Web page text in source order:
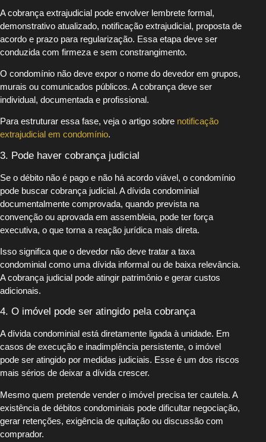
A cobrança extrajudicial pode envolver lembrete formal,
demonstrativo atualizado, notificação extrajudicial, proposta de
acordo e prazo para regularização. Essa etapa deve ser
conduzida com firmeza e sem constrangimento.
O condomínio não deve expor o nome do devedor em grupos,
murais ou comunicados públicos. A cobrança deve ser
individual, documentada e profissional.
Para estruturar essa fase, veja o artigo sobre notificação
extrajudicial em condomínio.
3. Pode haver cobrança judicial
Se o débito não é pago e não há acordo viável, o condomínio
pode buscar cobrança judicial. A dívida condominial
documentalmente comprovada, quando prevista na
convenção ou aprovada em assembleia, pode ter força
executiva, o que torna a reação jurídica mais direta.
Isso significa que o devedor não deve tratar a taxa
condominial como uma dívida informal ou de baixa relevância.
A cobrança judicial pode atingir patrimônio e gerar custos
adicionais.
4. O imóvel pode ser atingido pela cobrança
A dívida condominial está diretamente ligada à unidade. Em
casos de execução e inadimplência persistente, o imóvel
pode ser atingido por medidas judiciais. Esse é um dos riscos
mais sérios de deixar a dívida crescer.
Mesmo quem pretende vender o imóvel precisa ter cautela. A
existência de débitos condominiais pode dificultar negociação,
gerar retenções, exigência de quitação ou discussão com
comprador.